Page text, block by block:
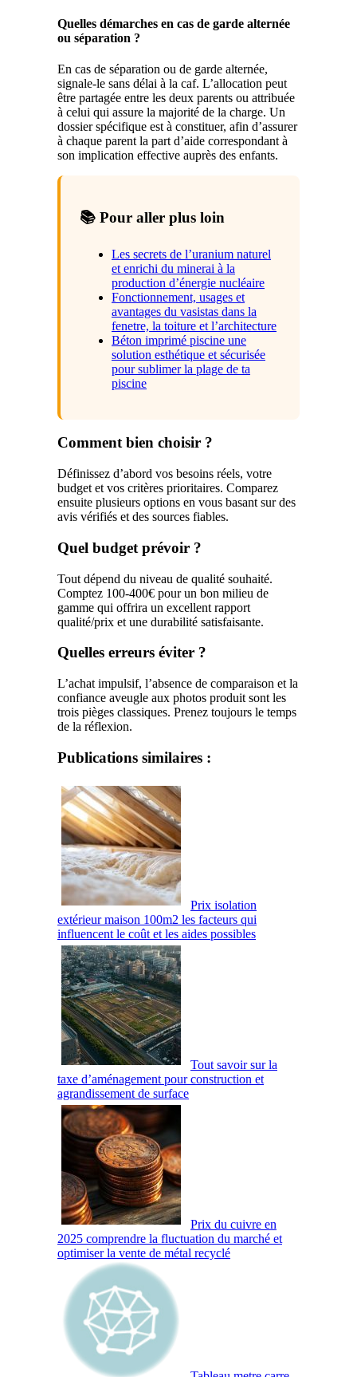
Quelles démarches en cas de garde alternée
ou séparation ?
En cas de séparation ou de garde alternée,
signale-le sans délai à la caf. L’allocation peut
être partagée entre les deux parents ou attribuée
à celui qui assure la majorité de la charge. Un
dossier spécifique est à constituer, afin d’assurer
à chaque parent la part d’aide correspondant à
son implication effective auprès des enfants.
📚 Pour aller plus loin
Les secrets de l’uranium naturel
et enrichi du minerai à la
production d’énergie nucléaire
Fonctionnement, usages et
avantages du vasistas dans la
fenetre, la toiture et l’architecture
Béton imprimé piscine une
solution esthétique et sécurisée
pour sublimer la plage de ta
piscine
Comment bien choisir ?
Définissez d’abord vos besoins réels, votre
budget et vos critères prioritaires. Comparez
ensuite plusieurs options en vous basant sur des
avis vérifiés et des sources fiables.
Quel budget prévoir ?
Tout dépend du niveau de qualité souhaité.
Comptez 100-400€ pour un bon milieu de
gamme qui offrira un excellent rapport
qualité/prix et une durabilité satisfaisante.
Quelles erreurs éviter ?
L’achat impulsif, l’absence de comparaison et la
confiance aveugle aux photos produit sont les
trois pièges classiques. Prenez toujours le temps
de la réflexion.
Publications similaires :
Prix isolation
extérieur maison 100m2 les facteurs qui
influencent le coût et les aides possibles
Tout savoir sur la
taxe d’aménagement pour construction et
agrandissement de surface
Prix du cuivre en
2025 comprendre la fluctuation du marché et
optimiser la vente de métal recyclé